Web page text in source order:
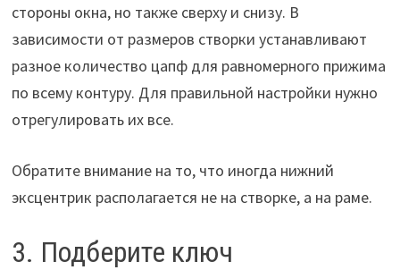
стороны окна, но также сверху и снизу. В
зависимости от размеров створки устанавливают
разное количество цапф для равномерного прижима
по всему контуру. Для правильной настройки нужно
отрегулировать их все.
Обратите внимание на то, что иногда нижний
эксцентрик располагается не на створке, а на раме.
3. Подберите ключ